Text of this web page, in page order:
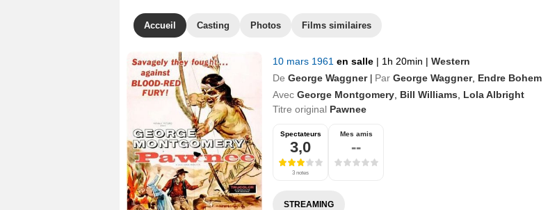
Accueil Casting Photos Films similaires
10 mars 1961 en salle | 1h 20min | Western
De George Waggner Par George Waggner, Endre Bohem
Avec George Montgomery Bill Williams
Lola Albright
Titre original Pawnee
Spectateurs
3,0
3 notes
Mes amis
--
STREAMING